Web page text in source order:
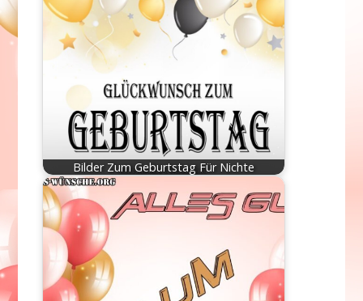
Bilder Zum Geburtstag Für Nichte